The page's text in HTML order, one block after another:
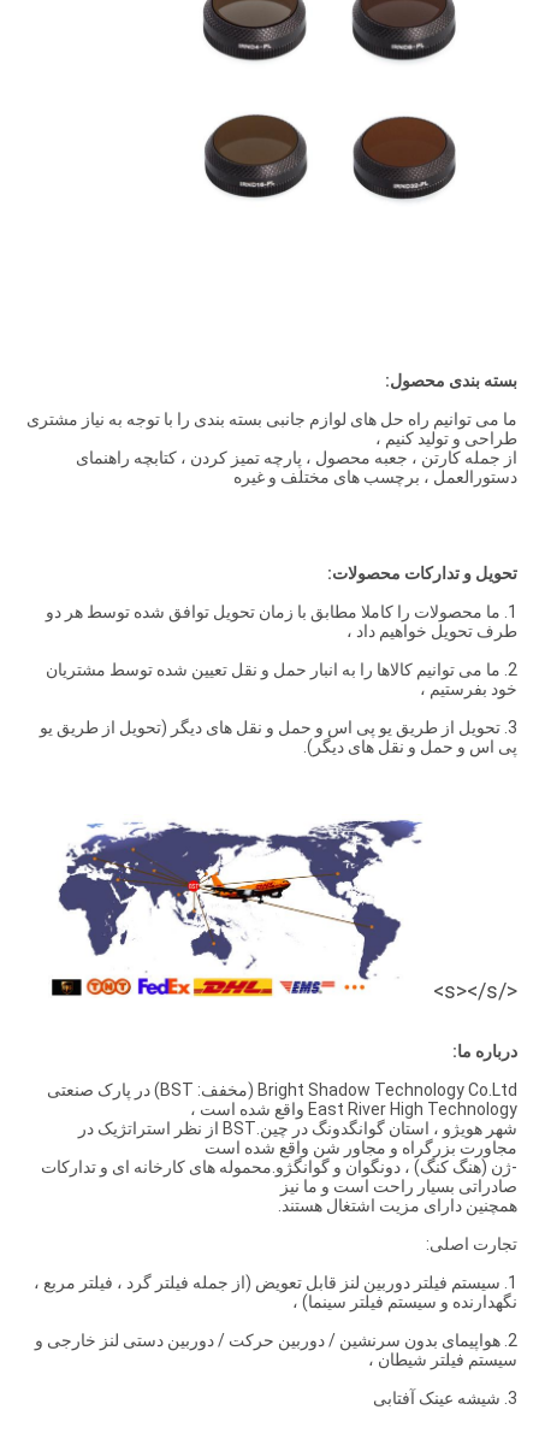
بسته بندی محصول:
ما می توانیم راه حل های لوازم جانبی بسته بندی را با توجه به نیاز مشتری
طراحی و تولید کنیم ،
از جمله کارتن ، جعبه محصول ، پارچه تمیز کردن ، کتابچه راهنمای
دستورالعمل ، برچسب های مختلف و غیره
تحویل و تدارکات محصولات:
1. ما محصولات را کاملا مطابق با زمان تحویل توافق شده توسط هر دو
طرف تحویل خواهیم داد ،
2. ما می توانیم کالاها را به انبار حمل و نقل تعیین شده توسط مشتریان
خود بفرستیم ،
3. تحویل از طریق یو پی اس و حمل و نقل های دیگر (تحویل از طریق یو
پی اس و حمل و نقل های دیگر).
</s></s>
درباره ما:
Bright Shadow Technology Co.Ltd (مخفف: BST) در پارک صنعتی
East River High Technology واقع شده است ،
شهر هویژو ، استان گوانگدونگ در چین.BST از نظر استراتژیک در
مجاورت بزرگراه و مجاور شن واقع شده است
-ژن (هنگ کنگ) ، دونگوان و گوانگژو.محموله های کارخانه ای و تدارکات
صادراتی بسیار راحت است و ما نیز
همچنین دارای مزیت اشتغال هستند.
تجارت اصلی:
1. سیستم فیلتر دوربین لنز قابل تعویض (از جمله فیلتر گرد ، فیلتر مربع ،
نگهدارنده و سیستم فیلتر سینما) ،
2. هواپیمای بدون سرنشین / دوربین حرکت / دوربین دستی لنز خارجی و
سیستم فیلتر شیطان ،
3. شیشه عینک آفتابی